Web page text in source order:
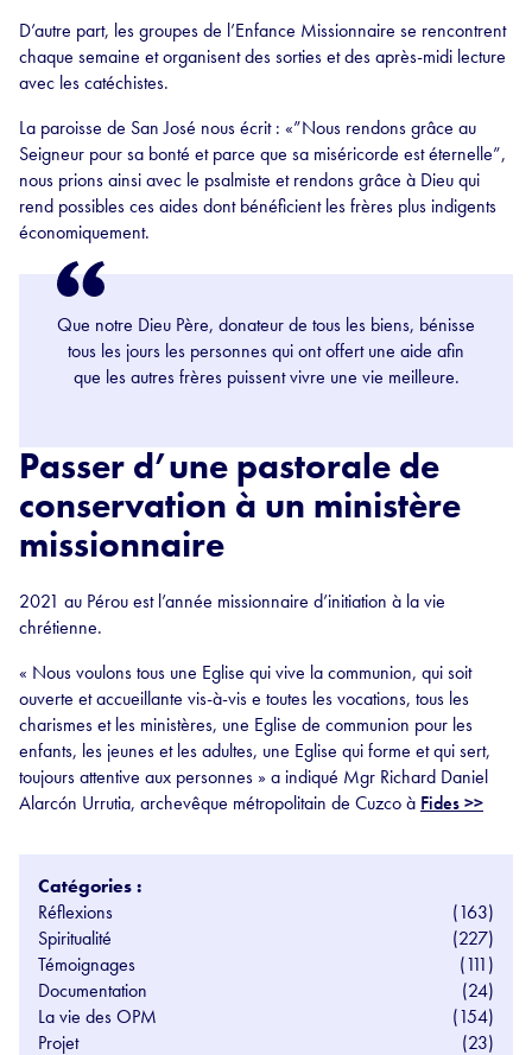
D’autre part, les groupes de l’Enfance Missionnaire se rencontrent
chaque semaine et organisent des sorties et des après-midi lecture
avec les catéchistes.
La paroisse de San José nous écrit : «”Nous rendons grâce au
Seigneur pour sa bonté et parce que sa miséricorde est éternelle”,
nous prions ainsi avec le psalmiste et rendons grâce à Dieu qui
rend possibles ces aides dont bénéficient les frères plus indigents
économiquement.
Que notre Dieu Père, donateur de tous les biens, bénisse
tous les jours les personnes qui ont offert une aide afin
que les autres frères puissent vivre une vie meilleure.
Passer d’une pastorale de
conservation à un ministère
missionnaire
2021 au Pérou est l’année missionnaire d’initiation à la vie
chrétienne.
« Nous voulons tous une Eglise qui vive la communion, qui soit
ouverte et accueillante vis-à-vis e toutes les vocations, tous les
charismes et les ministères, une Eglise de communion pour les
enfants, les jeunes et les adultes, une Eglise qui forme et qui sert,
toujours attentive aux personnes » a indiqué Mgr Richard Daniel
Alarcón Urrutia, archevêque métropolitain de Cuzco à Fides >>
Catégories :
Réflexions
(163)
Spiritualité
(227)
Témoignages
(111)
Documentation
(24)
La vie des OPM
(154)
Projet
(23)